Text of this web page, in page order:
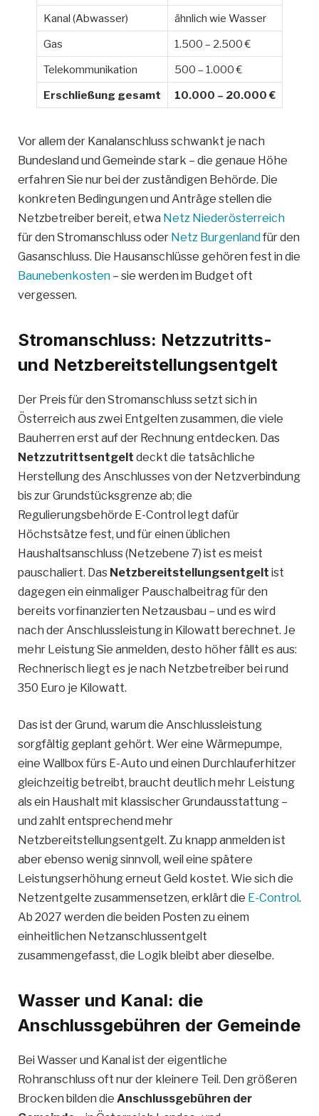
Kanal (Abwasser)
ähnlich wie Wasser
Gas
1.500 – 2.500 €
Telekommunikation
500 – 1.000 €
Erschließung gesamt
10.000 – 20.000 €
Vor allem der Kanalanschluss schwankt je nach
Bundesland und Gemeinde stark – die genaue Höhe
erfahren Sie nur bei der zuständigen Behörde. Die
konkreten Bedingungen und Anträge stellen die
Netzbetreiber bereit, etwa Netz Niederösterreich
für den Stromanschluss oder Netz Burgenlandfür den
Gasanschluss. Die Hausanschlüsse gehören fest in die
Baunebenkosten – sie werden im Budget oft
vergessen.
Stromanschluss: Netzzutritts-
und Netzbereitstellungsentgelt
Der Preis für den Stromanschluss setzt sich in
Österreich aus zwei Entgelten zusammen, die viele
Bauherren erst auf der Rechnung entdecken. Das
Netzzutrittsentgelt deckt die tatsächliche
Herstellung des Anschlusses von der Netzverbindung
bis zur Grundstücksgrenze ab; die
Regulierungsbehörde E-Control legt dafür
Höchstsätze fest, und für einen üblichen
Haushaltsanschluss (Netzebene 7) ist es meist
pauschaliert. Das Netzbereitstellungsentgelt ist
dagegen ein einmaliger Pauschalbeitrag für den
bereits vorfinanzierten Netzausbau – und es wird
nach der Anschlussleistung in Kilowatt berechnet. Je
mehr Leistung Sie anmelden, desto höher fällt es aus:
Rechnerisch liegt es je nach Netzbetreiber bei rund
350 Euro je Kilowatt.
Das ist der Grund, warum die Anschlussleistung
sorgfältig geplant gehört. Wer eine Wärmepumpe,
eine Wallbox fürs E-Auto und einen Durchlauferhitzer
gleichzeitig betreibt, braucht deutlich mehr Leistung
als ein Haushalt mit klassischer Grundausstattung –
und zahlt entsprechend mehr
Netzbereitstellungsentgelt. Zu knapp anmelden ist
aber ebenso wenig sinnvoll, weil eine spätere
Leistungserhöhung erneut Geld kostet. Wie sich die
Netzentgelte zusammensetzen, erklärt die E-Control.
Ab 2027 werden die beiden Posten zu einem
einheitlichen Netzanschlussentgelt
zusammengefasst, die Logik bleibt aber dieselbe.
Wasser und Kanal: die
Anschlussgebühren der Gemeinde
Bei Wasser und Kanal ist der eigentliche
Rohranschluss oft nur der kleinere Teil. Den größeren
Brocken bilden die Anschlussgebühren der